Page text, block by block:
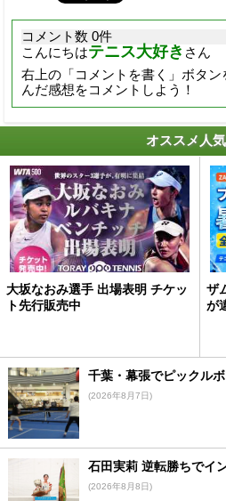
コメント数 0件
こんにちはテニス大好き さん
右上の「コメントを書く」ボタ
んだ感想をコメントしよう！
オススメ人
大坂なおみ選手 出場表明 チケッ
ト先行販売中
ザ
が
千葉・幕張でピックル
(2026年8月7日)
石田実莉 逆転勝ちでイ
(2026年8月8日)